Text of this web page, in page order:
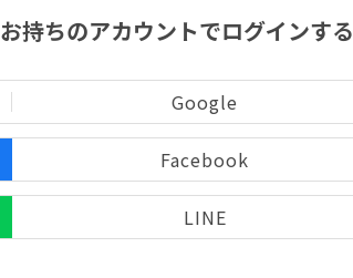
お持ちのアカウントでログインする
Google
Facebook
LINE